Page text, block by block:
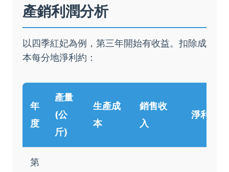
產銷利潤分析
以四季紅妃為例，第三年開始有收益。扣除成
本每分地淨利約：
年
度
產量
(公
斤)
生產成
本
銷售收
入
淨利
第